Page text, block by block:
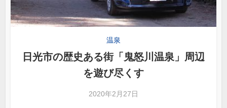
温泉
日光市の歴史ある街「鬼怒川温泉」周辺
を遊び尽くす
2020年2月27日